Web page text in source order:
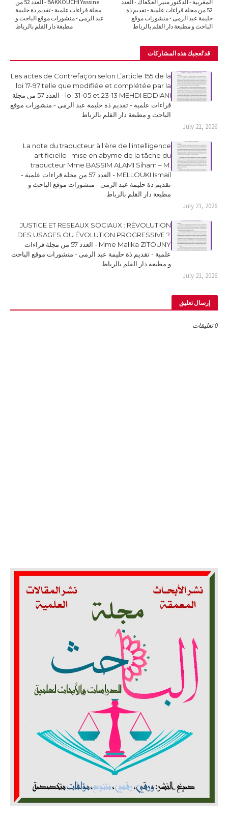
BAKKOUCHI Yassine - العدد 52 من
مجلة قراءات علمية - تقديم ذة حليمة
عبد الرمى - منشورات موقع الباحث و
مطبعة دار القلم بالرباط
المغربية - الدكتور منير العكعاك - العدد
52 من مجلة قراءات علمية - تقديم ذة
حليمة عبد الرمى - منشورات موقع
الباحث و مطبعة دار القلم بالرباط
قد تُعجبك هذه المشاركات
Les actes de Contrefaçon selon L’article 155 de la
loi 17-97 telle que modifiée et complétée par la
loi 31-05 et 23-13 MEHDI EDDIANI - العدد 57 من مجلة
قراءات علمية - تقديم ذة حليمة عبد الرمى - منشورات موقع
الباحث و مطبعة دار القلم بالرباط
July 21, 2026
La note du traducteur à l'ère de l'intelligence
artificielle : mise en abyme de la tâche du
traducteur Mme BASSIM ALAMI Siham – M.
MELLOUKI Ismail - العدد 57 من مجلة قراءات علمية -
تقديم ذة حليمة عبد الرمى - منشورات موقع الباحث و
مطبعة دار القلم بالرباط
July 21, 2026
JUSTICE ET RESEAUX SOCIAUX : RÉVOLUTION
DES USAGES OU ÉVOLUTION PROGRESSIVE ?.
Mme Malika ZITOUNY - العدد 57 من مجلة قراءات
علمية - تقديم ذة حليمة عبد الرمى - منشورات موقع الباحث
و مطبعة دار القلم بالرباط
July 21, 2026
إرسال تعليق
0 تعليقات